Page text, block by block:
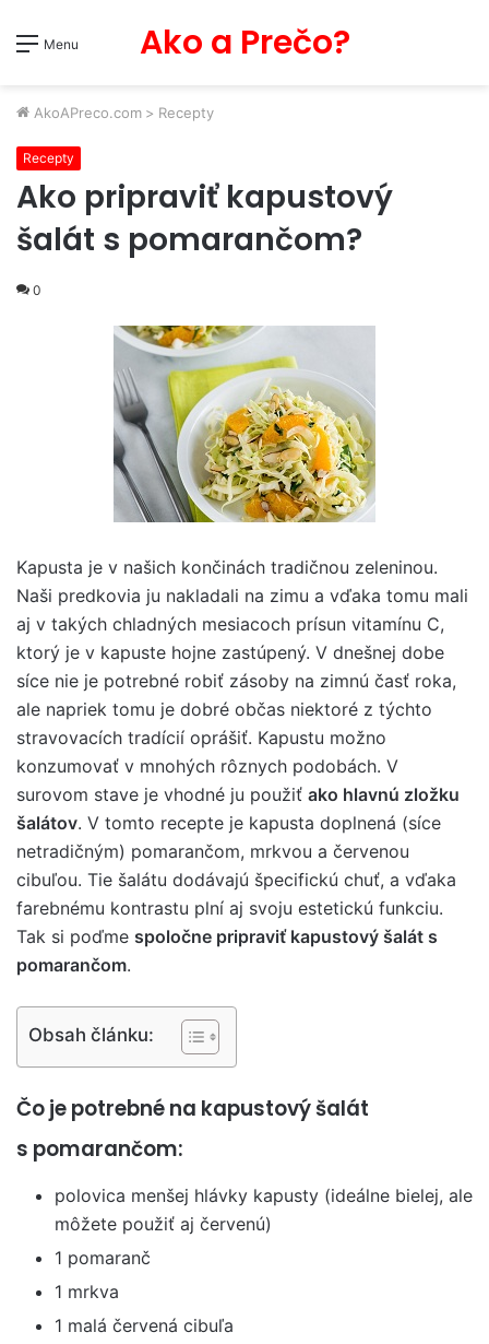
Menu Ako a Prečo?
AkoAPreco.com > Recepty
Recepty
Ako pripraviť kapustový
šalát s pomarančom?
0
Kapusta je v našich končinách tradičnou zeleninou.
Naši predkovia ju nakladali na zimu a vďaka tomu mali
aj v takých chladných mesiacoch prísun vitamínu C,
ktorý je v kapuste hojne zastúpený. V dnešnej dobe
síce nie je potrebné robiť zásoby na zimnú časť roka,
ale napriek tomu je dobré občas niektoré z týchto
stravovacích tradícií oprášiť. Kapustu možno
konzumovať v mnohých rôznych podobách. V
surovom stave je vhodné ju použiť ako hlavnú zložku
šalátov. V tomto recepte je kapusta doplnená (síce
netradičným) pomarančom, mrkvou a červenou
cibuľou. Tie šalátu dodávajú špecifickú chuť, a vďaka
farebnému kontrastu plní aj svoju estetickú funkciu.
Tak si poďme spoločne pripraviť kapustový šalát s
pomarančom.
Obsah článku:
Čo je potrebné na kapustový šalát
s pomarančom:
polovica menšej hlávky kapusty (ideálne bielej, ale
môžete použiť aj červenú)
1 pomaranč
1 mrkva
1 malá červená cibuľa